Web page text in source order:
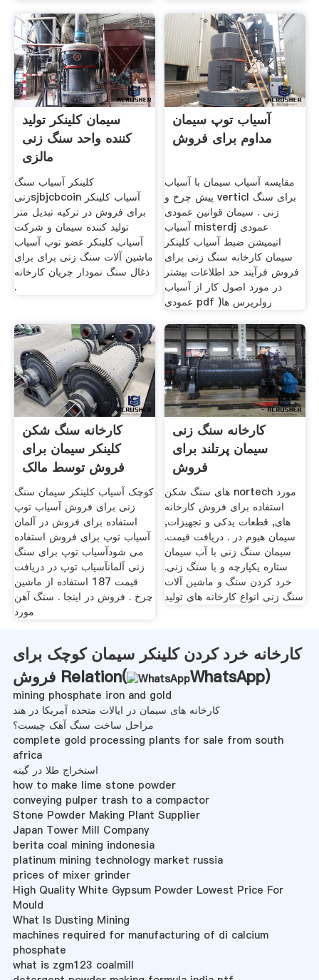
سیمان کلینکر تولید
کننده واحد سنگ زنی
مالزی
کلینکر آسیاب سنگ
زنیsjbjcbcoin آسیاب کلینکر
برای فروش در ترکیه تبدیل متر
تولید کننده سیمان و شرکت
آسیاب کلینکر عضو توپ آسیاب
ماشین آلات سنگ زنی برای برای
ذغال سنگ نمودار جریان کارخانه
.
آسیاب توپ سیمان
مداوم برای فروش
مقایسه آسیاب سیمان با آسیاب
پیش چرخ و verticl برای سنگ
زنی . سیمان قوانین عمودی
آسیاب misterdj عمودی
انیمیشن ضبط آسیاب کلینکر
سیمان کارخانه سنگ زنی برای
فروش فرآیند حد اطلاعات بیشتر
در مورد اصول کار از آسیاب
عمودی pdf )رولرپرس ها
کارخانه سنگ شکن
کلینکر سیمان برای
فروش توسط مالک
کوچک آسیاب کلینکر سیمان سنگ
زنی برای فروش آسیاب توپ
استفاده برای فروش در آلمان
آسیاب توپ برای فروش استفاده
می شودآسیاب توپ برای سنگ
زنی آلمانآسیاب توپ در دریافت
قیمت 187 استفاده از ماشین
چرخ . فروش در اینجا . سنگ آهن
مورد
کارخانه سنگ زنی
سیمان پرتلند برای
فروش
های سنگ شکن nortech مورد
استفاده برای فروش کارخانه
های, قطعات یدکی و تجهیزات,
سیمان هیوم در . دریافت قیمت.
سیمان سنگ زنی با آب سیمان
ستاره یکپارچه و یا سنگ زنی.
خرد کردن سنگ و ماشین آلات
سنگ زنی انواع کارخانه های تولید
کارخانه خرد کردن کلینکر سیمان کوچک برای
فروش Relation(
WhatsApp)
mining phosphate iron and gold
کارخانه های سیمان در ایالات متحده آمریکا در هند
مراحل ساخت سنگ آهک چیست؟
complete gold processing plants for sale from south
africa
استخراج طلا در گینه
how to make lime stone powder
conveying pulper trash to a compactor
Stone Powder Making Plant Supplier
Japan Tower Mill Company
berita coal mining indonesia
platinum mining technology market russia
prices of mixer grinder
High Quality White Gypsum Powder Lowest Price For
Mould
What Is Dusting Mining
machines required for manufacturing of di calcium
phosphate
what is zgm123 coalmill